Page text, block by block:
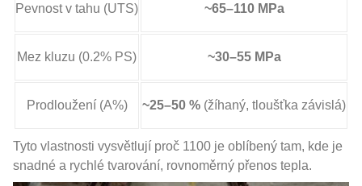
Pevnost v tahu (UTS) ~65–110 MPa
Mez kluzu (0.2% PS) ~30–55 MPa
Prodloužení (A%) ~25–50 % (žíhaný, tloušťka závislá)
Tyto vlastnosti vysvětlují proč 1100 je oblíbený tam, kde je
snadné a rychlé tvarování, rovnoměrný přenos tepla.